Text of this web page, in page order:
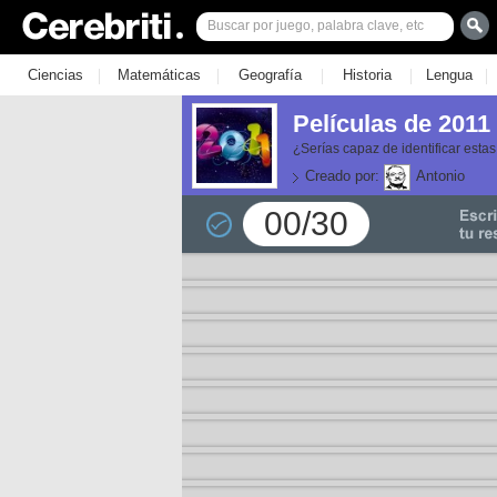
Ciencias | Matemáticas | Geografía | Historia | Lengua |
Películas de 2011
¿Serías capaz de identificar
Creado por: Antonio
00/30